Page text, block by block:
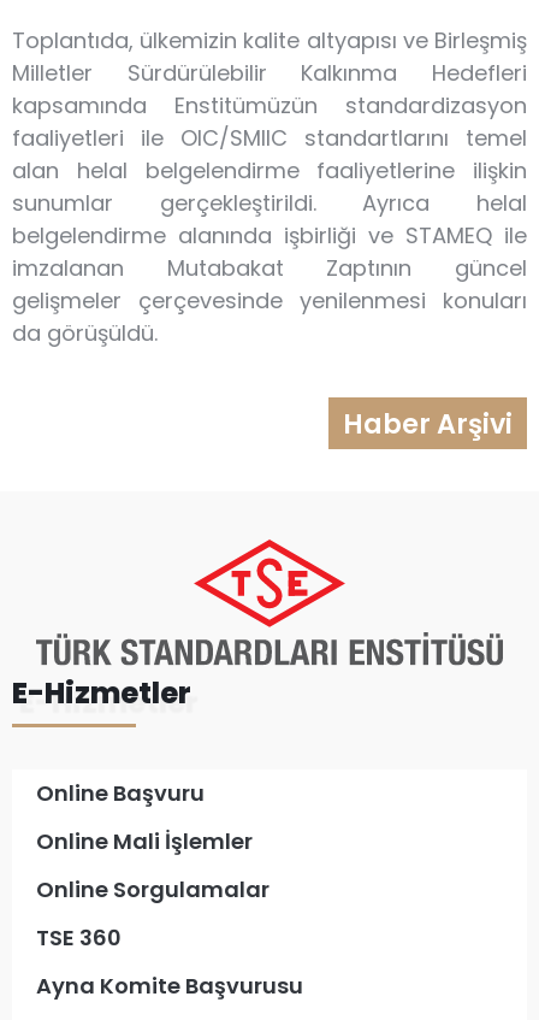
Toplantıda, ülkemizin kalite altyapısı ve Birleşmiş
Milletler Sürdürülebilir Kalkınma Hedefleri
kapsamında Enstitümüzün standardizasyon
faaliyetleri ile OIC/SMIIC standartlarını temel
alan helal belgelendirme faaliyetlerine ilişkin
sunumlar gerçekleştirildi. Ayrıca helal
belgelendirme alanında işbirliği ve STAMEQ ile
imzalanan Mutabakat Zaptının güncel
gelişmeler çerçevesinde yenilenmesi konuları
da görüşüldü.
Haber Arşivi
E-Hizmetler
Online Başvuru
Online Mali İşlemler
Online Sorgulamalar
TSE 360
Ayna Komite Başvurusu